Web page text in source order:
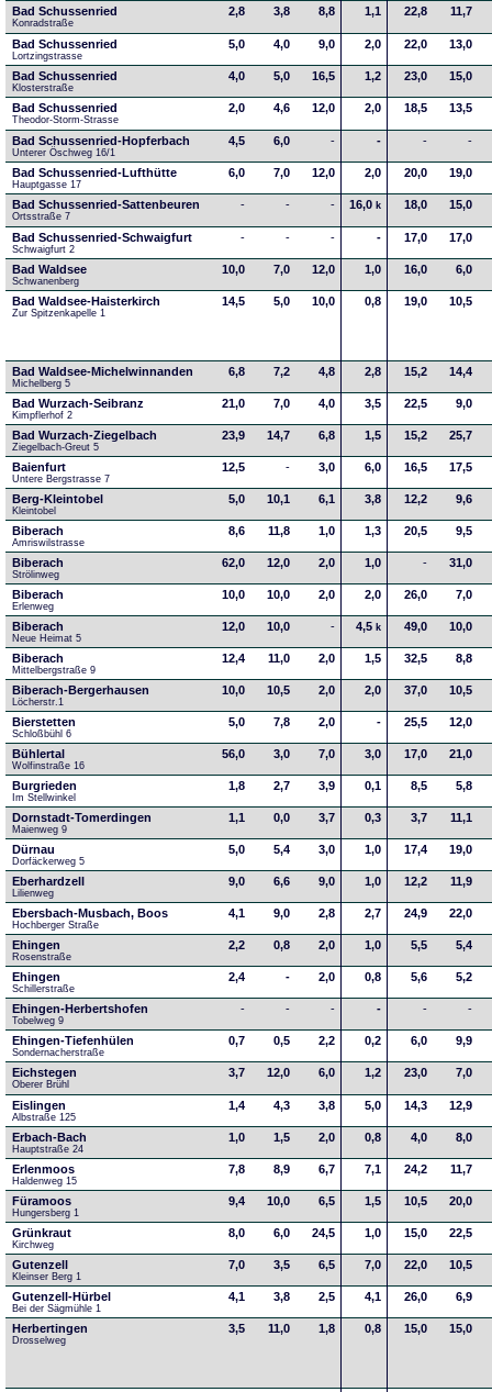
Bad Schussenried
Konradstraße
2,8 3,8 8,8 1,1 22,8 11,7
Bad Schussenried
Lortzingstrasse
5,0 4,0 9,0 2,0 22,0 13,0
Bad Schussenried
Klosterstraße
4,0 5,0 16,5 1,2 23,0 15,0
Bad Schussenried
Theodor-Storm-Strasse
2,0 4,6 12,0 2,0 18,5 13,5
Bad Schussenried-Hopferbach
Unterer Öschweg 16/1
4,5 6,0 - - - -
Bad Schussenried-Lufthütte
Hauptgasse 17
6,0 7,0 12,0 2,0 20,0 19,0
Bad Schussenried-Sattenbeuren
Ortsstraße 7
- - - 16,0 k 18,0 15,0
Bad Schussenried-Schwaigfurt
Schwaigfurt 2
- - - - 17,0 17,0
Bad Waldsee
Schwanenberg
10,0 7,0 12,0 1,0 16,0 6,0
Bad Waldsee-Haisterkirch
Zur Spitzenkapelle 1
14,5 5,0 10,0 0,8 19,0 10,5
Bad Waldsee-Michelwinnanden
Michelberg 5
6,8 7,2 4,8 2,8 15,2 14,4
Bad Wurzach-Seibranz
Kimpflerhof 2
21,0 7,0 4,0 3,5 22,5 9,0
Bad Wurzach-Ziegelbach
Ziegelbach-Greut 5
23,9 14,7 6,8 1,5 15,2 25,7
Baienfurt
Untere Bergstrasse 7
12,5 - 3,0 6,0 16,5 17,5
Berg-Kleintobel
Kleintobel
5,0 10,1 6,1 3,8 12,2 9,6
Biberach
Amriswilstrasse
8,6 11,8 1,0 1,3 20,5 9,5
Biberach
Strölinweg
62,0 12,0 2,0 1,0 - 31,0
Biberach
Erlenweg
10,0 10,0 2,0 2,0 26,0 7,0
Biberach
Neue Heimat 5
12,0 10,0 - 4,5 k 49,0 10,0
Biberach
Mittelbergstraße 9
12,4 11,0 2,0 1,5 32,5 8,8
Biberach-Bergerhausen
Löcherstr.1
10,0 10,5 2,0 2,0 37,0 10,5
Bierstetten
Schloßbühl 6
5,0 7,8 2,0 - 25,5 12,0
Bühlertal
Wolfinstraße 16
56,0 3,0 7,0 3,0 17,0 21,0
Burgrieden
Im Stellwinkel
1,8 2,7 3,9 0,1 8,5 5,8
Dornstadt-Tomerdingen
Maienweg 9
1,1 0,0 3,7 0,3 3,7 11,1
Dürnau
Dorfäckerweg 5
5,0 5,4 3,0 1,0 17,4 19,0
Eberhardzell
Lilienweg
9,0 6,6 9,0 1,0 12,2 11,9
Ebersbach-Musbach, Boos
Hochberger Straße
4,1 9,0 2,8 2,7 24,9 22,0
Ehingen
Rosenstraße
2,2 0,8 2,0 1,0 5,5 5,4
Ehingen
Schillerstraße
2,4 - 2,0 0,8 5,6 5,2
Ehingen-Herbertshofen
Tobelweg 9
- - - - - -
Ehingen-Tiefenhülen
Sondernacherstraße
0,7 0,5 2,2 0,2 6,0 9,9
Eichstegen
Oberer Brühl
3,7 12,0 6,0 1,2 23,0 7,0
Eislingen
Albstraße 125
1,4 4,3 3,8 5,0 14,3 12,9
Erbach-Bach
Hauptstraße 24
1,0 1,5 2,0 0,8 4,0 8,0
Erlenmoos
Haldenweg 15
7,8 8,9 6,7 7,1 24,2 11,7
Füramoos
Hungersberg 1
9,4 10,0 6,5 1,5 10,5 20,0
Grünkraut
Kirchweg
8,0 6,0 24,5 1,0 15,0 22,5
Gutenzell
Kleinser Berg 1
7,0 3,5 6,5 7,0 22,0 10,5
Gutenzell-Hürbel
Bei der Sägmühle 1
4,1 3,8 2,5 4,1 26,0 6,9
Herbertingen
Drosselweg
3,5 11,0 1,8 0,8 15,0 15,0